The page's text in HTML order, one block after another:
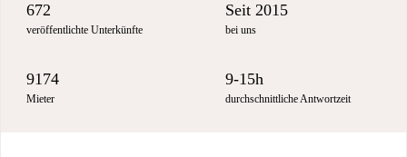
672
veröffentlichte Unterkünfte
Seit 2015
bei uns
9174
Mieter
9-15h
durchschnittliche Antwortzeit